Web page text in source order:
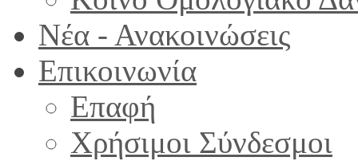
Νέα - Ανακοινώσεις
Επικοινωνία
Επαφή
Χρήσιμοι Σύνδεσμοι